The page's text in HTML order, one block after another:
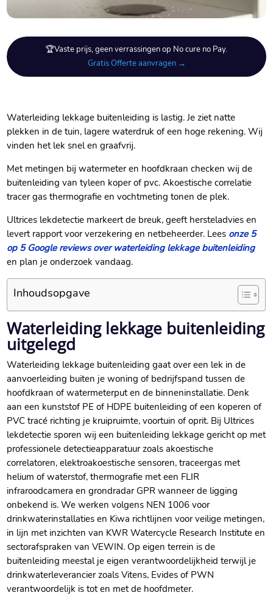
🏆Vaste prijs, geen verrassingen op No cure no Pay.
Gratis Offerte aanvragen →
Waterleiding lekkage buitenleiding is lastig. Je ziet natte
plekken in de tuin, lagere waterdruk of een hoge rekening. Wij
vinden het lek snel en graafvrij.
Met metingen bij watermeter en hoofdkraan checken wij de
buitenleiding van tyleen koper of pvc. Akoestische correlatie
tracer gas thermografie en vochtmeting tonen de plek.
Ultrices lekdetectie markeert de breuk, geeft hersteladvies en
levert rapport voor verzekering en netbeheerder. Lees onze 5
op 5 Google reviews over waterleiding lekkage buitenleiding
en plan je onderzoek vandaag.
Inhoudsopgave
Waterleiding lekkage buitenleiding
uitgelegd
Waterleiding lekkage buitenleiding gaat over een lek in de
aanvoerleiding buiten je woning of bedrijfspand tussen de
hoofdkraan of watermeterput en de binneninstallatie. Denk
aan een kunststof PE of HDPE buitenleiding of een koperen of
PVC tracé richting je kruipruimte, voortuin of oprit. Bij Ultrices
lekdetectie sporen wij een buitenleiding lekkage gericht op met
professionele detectieapparatuur zoals akoestische
correlatoren, elektroakoestische sensoren, traceergas met
helium of waterstof, thermografie met een FLIR
infraroodcamera en grondradar GPR wanneer de ligging
onbekend is. We werken volgens NEN 1006 voor
drinkwaterinstallaties en Kiwa richtlijnen voor veilige metingen,
in lijn met inzichten van KWR Watercycle Research Institute en
sectorafspraken van VEWIN. Op eigen terrein is de
buitenleiding meestal je eigen verantwoordelijkheid terwijl je
drinkwaterleverancier zoals Vitens, Evides of PWN
verantwoordelijk is tot en met de hoofdmeter.